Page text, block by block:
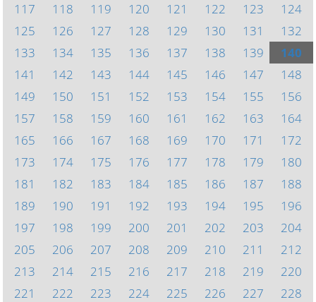
117
118 119 120 121 122 123
124
125
126 127 128 129 130 131
132
133
134 135 136 137 138 139
140
141
142 143 144 145 146 147
148
149
150 151 152 153 154 155
156
157
158 159 160 161 162 163
164
165
166 167 168 169 170 171
172
173
174 175 176 177 178 179
180
181
182 183 184 185 186 187
188
189
190 191 192 193 194 195
196
197
198 199 200 201 202 203
204
205
206 207 208 209 210 211
212
213
214 215 216 217 218 219
220
221
222 223 224 225 226 227
228